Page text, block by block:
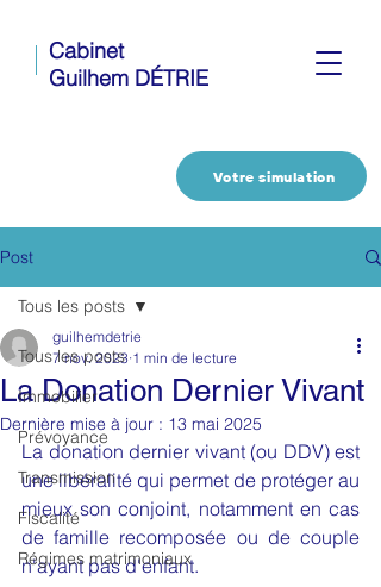
Cabinet
Guilhem DÉTRIE
Votre simulation
Post
Tous les posts
Immobilier
Prévoyance
Transmission
Fiscalité
Régimes matrimoniaux
Tous les posts
La Donation Dernier Vivant
guilhemdetrie
7 nov. 2023 1 min de lecture
Dernière mise à jour : 13 mai 2025
La donation dernier vivant (ou DDV) est
une libéralité qui permet de protéger au
mieux son conjoint, notamment en cas
de famille recomposée ou de couple
n'ayant pas d'enfant.